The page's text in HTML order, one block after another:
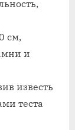
с
см,
и
известь
теста